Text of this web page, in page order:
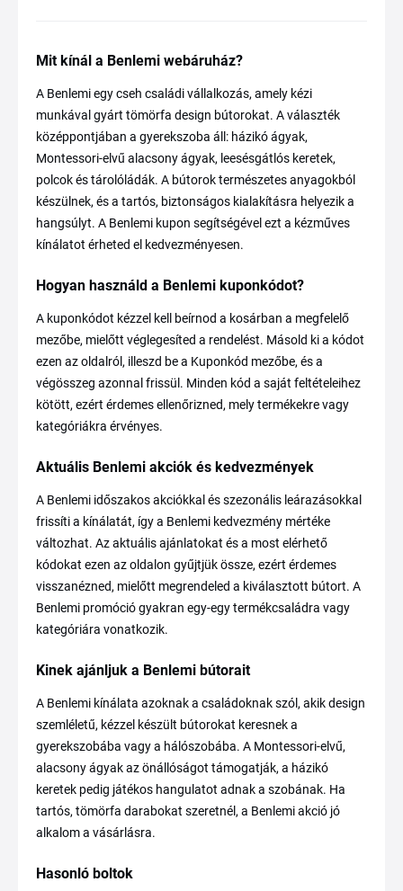
Mit kínál a Benlemi webáruház?
A Benlemi egy cseh családi vállalkozás, amely kézi
munkával gyárt tömörfa design bútorokat. A választék
középpontjában a gyerekszoba áll: házikó ágyak,
Montessori-elvű alacsony ágyak, leesésgátlós keretek,
polcok és tárolóládák. A bútorok természetes anyagokból
készülnek, és a tartós, biztonságos kialakításra helyezik a
hangsúlyt. A Benlemi kupon segítségével ezt a kézműves
kínálatot érheted el kedvezményesen.
Hogyan használd a Benlemi kuponkódot?
A kuponkódot kézzel kell beírnod a kosárban a megfelelő
mezőbe, mielőtt véglegesíted a rendelést. Másold ki a kódot
ezen az oldalról, illeszd be a Kuponkód mezőbe, és a
végösszeg azonnal frissül. Minden kód a saját feltételeihez
kötött, ezért érdemes ellenőrizned, mely termékekre vagy
kategóriákra érvényes.
Aktuális Benlemi akciók és kedvezmények
A Benlemi időszakos akciókkal és szezonális leárazásokkal
frissíti a kínálatát, így a Benlemi kedvezmény mértéke
változhat. Az aktuális ajánlatokat és a most elérhető
kódokat ezen az oldalon gyűjtjük össze, ezért érdemes
visszanézned, mielőtt megrendeled a kiválasztott bútort. A
Benlemi promóció gyakran egy-egy termékcsaládra vagy
kategóriára vonatkozik.
Kinek ajánljuk a Benlemi bútorait
A Benlemi kínálata azoknak a családoknak szól, akik design
szemléletű, kézzel készült bútorokat keresnek a
gyerekszobába vagy a hálószobába. A Montessori-elvű,
alacsony ágyak az önállóságot támogatják, a házikó
keretek pedig játékos hangulatot adnak a szobának. Ha
tartós, tömörfa darabokat szeretnél, a Benlemi akció jó
alkalom a vásárlásra.
Hasonló boltok